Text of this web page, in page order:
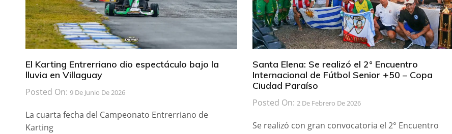
El Karting Entrerriano dio espectáculo bajo la
lluvia en Villaguay
Posted On: 9 De Junio De 2026
La cuarta fecha del Campeonato Entrerriano de
Karting
Santa Elena: Se realizó el 2° Encuentro
Internacional de Fútbol Senior +50 – Copa
Ciudad Paraíso
Posted On: 2 De Febrero De 2026
Se realizó con gran convocatoria el 2° Encuentro